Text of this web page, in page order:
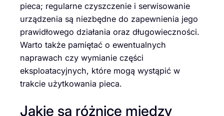
pieca; regularne czyszczenie i serwisowanie
urządzenia są niezbędne do zapewnienia jego
prawidłowego działania oraz długowieczności.
Warto także pamiętać o ewentualnych
naprawach czy wymianie części
eksploatacyjnych, które mogą wystąpić w
trakcie użytkowania pieca.
Jakie są różnice między